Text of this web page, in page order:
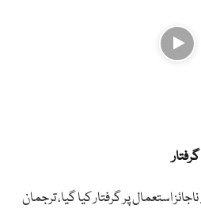
استعمال پر گرفتار کیا گیا، ترجمان